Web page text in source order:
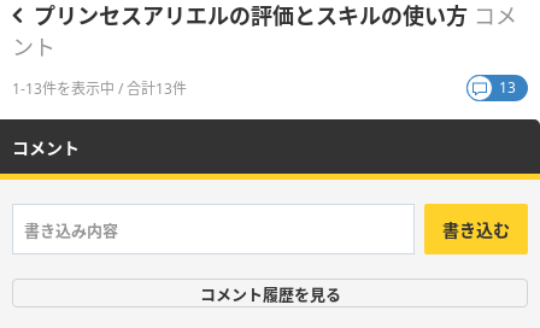
プリンセスアリエルの評価とスキルの使い方 コメ
ント
1-13件を表示中 / 合計13件 13
コメント
書き込む
コメント履歴を見る